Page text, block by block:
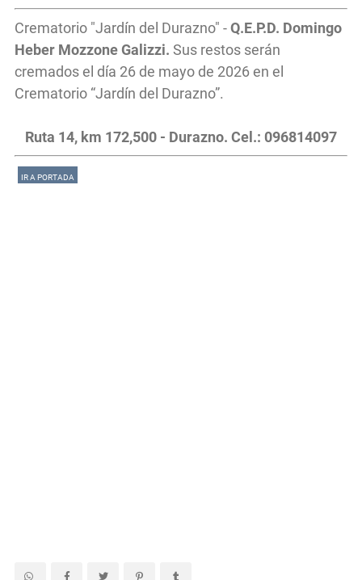
Crematorio "Jardín del Durazno" -Q.E.P.D. Domingo
Heber Mozzone Galizzi. Sus restos serán
cremados el día 26 de mayo de 2026 en el
Crematorio “Jardín del Durazno”.
Ruta 14, km 172,500 - Durazno. Cel.: 096814097
IR A PORTADA